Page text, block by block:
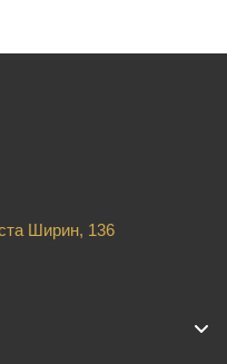
Ширин, 136